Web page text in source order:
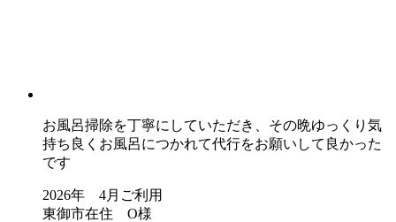
お風呂掃除を丁寧にしていただき、その晩ゆっくり気
持ち良くお風呂につかれて代行をお願いして良かった
です
2026年 4月ご利用
東御市在住 O様